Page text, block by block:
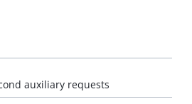
auxiliary requests